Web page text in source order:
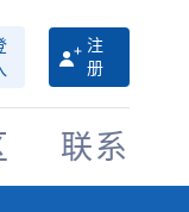
注
册
联系